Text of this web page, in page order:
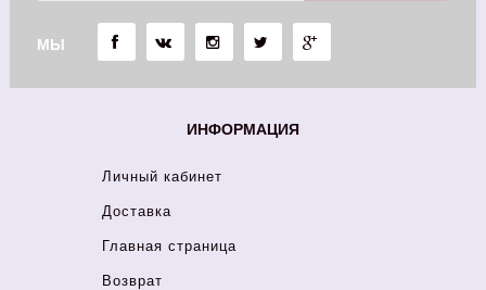
МЫ
ИНФОРМАЦИЯ
Личный кабинет
Доставка
Главная страница
Возврат